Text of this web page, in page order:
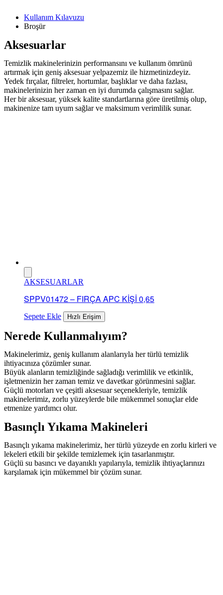
Kullanım Kılavuzu
Broşür
Aksesuarlar
Temizlik makinelerinizin performansını ve kullanım ömrünü
artırmak için geniş aksesuar yelpazemiz ile hizmetinizdeyiz.
Yedek fırçalar, filtreler, hortumlar, başlıklar ve daha fazlası,
makinelerinizin her zaman en iyi durumda çalışmasını sağlar.
Her bir aksesuar, yüksek kalite standartlarına göre üretilmiş olup,
makinenize tam uyum sağlar ve maksimum verimlilik sunar.
AKSESUARLAR
SPPV01472 – FIRÇA APC KİŞİ 0,65
Sepete Ekle Hızlı Erişim
Nerede Kullanmalıyım?
Makinelerimiz, geniş kullanım alanlarıyla her türlü temizlik
ihtiyacınıza çözümler sunar.
Büyük alanların temizliğinde sağladığı verimlilik ve etkinlik,
işletmenizin her zaman temiz ve davetkar görünmesini sağlar.
Güçlü motorları ve çeşitli aksesuar seçenekleriyle, temizlik
makinelerimiz, zorlu yüzeylerde bile mükemmel sonuçlar elde
etmenize yardımcı olur.
Basınçlı Yıkama Makineleri
Basınçlı yıkama makinelerimiz, her türlü yüzeyde en zorlu kirleri ve
lekeleri etkili bir şekilde temizlemek için tasarlanmıştır.
Güçlü su basıncı ve dayanıklı yapılarıyla, temizlik ihtiyaçlarınızı
karşılamak için mükemmel bir çözüm sunar.